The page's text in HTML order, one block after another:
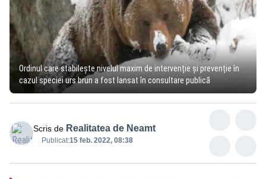
Ordinul care stabilește nivelul maxim de intervenție și prevenție în
cazul speciei urs brun a fost lansat în consultare publică
Scris de Realitatea de Neamt
Publicat:15 feb. 2022, 08:38